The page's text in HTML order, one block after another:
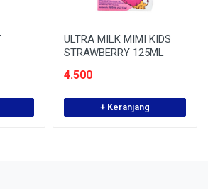
ULTRA MILK MIMI KIDS
STRAWBERRY 125ML
4.500
+ Keranjang